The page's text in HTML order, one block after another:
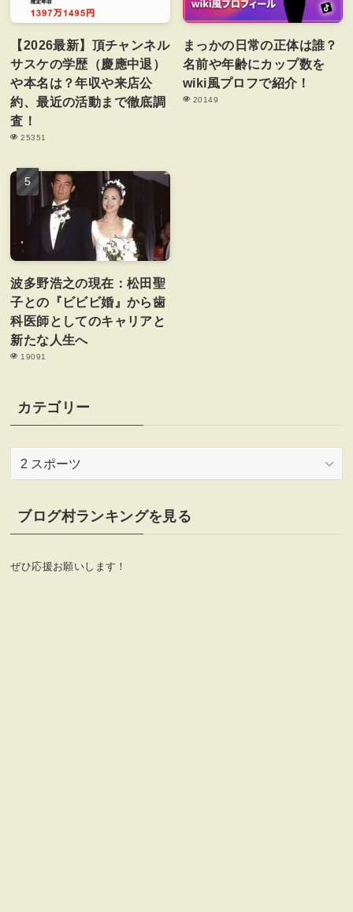
【2026最新】頂チャンネル
サスケの学歴（慶應中退）
や本名は？年収や来店公
約、最近の活動まで徹底調
査！
25351
まっかの日常の正体は誰？
名前や年齢にカップ数を
wiki風プロフで紹介！
20149
波多野浩之の現在：松田聖
子との『ビビビ婚』から歯
科医師としてのキャリアと
新たな人生へ
19091
カテゴリー
カ
リ
ー
ブログ村ランキングを見る
ぜひ応援お願いします！